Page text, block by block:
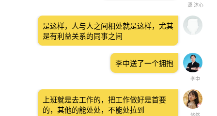
源·沐心
是这样，人与人之间相处就是这样，尤其
是有利益关系的同事之间
李中
李中送了一个拥抱
上班就是去工作的，把工作做好是首要
的，其他的能处处，不能处拉到